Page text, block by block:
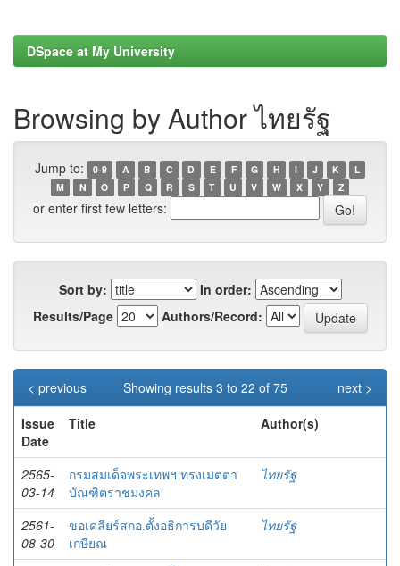
DSpace at My University
Browsing by Author ไทยรัฐ
Jump to: 0-9 A B C D E F G H I J K
L
M
N O P Q R S T U V W X Y Z
or enter first few letters:
Sort by:
In order:
Results/Page
Authors/Record:
Showing results 3 to 22 of 75
< previous
next >
Issue
Date
Title Author(s)
2565-
03-14
กรมสมเด็จพระเทพฯ ทรงเมตตา
บัณฑิตราชมงคล
ไทยรัฐ
2561-
08-30
ขอเคลียร์สกอ.ตั้งอธิการบดีวัย
เกษียณ
ไทยรัฐ